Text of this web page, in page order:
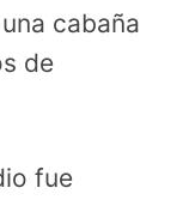
cabaña
de
fue